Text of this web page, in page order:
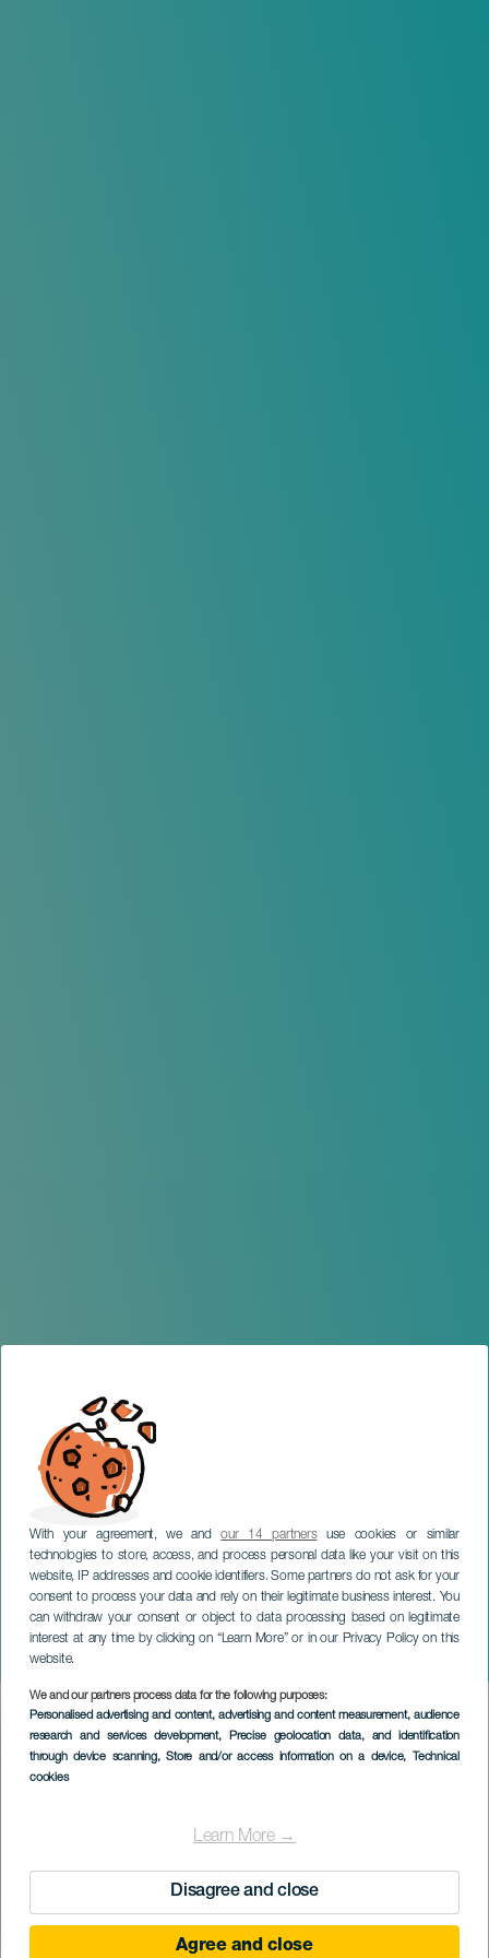
With your agreement, we andour 14 partnersuse cookies or similar
technologies to store, access, and process personal data like your visit on this
website, IP addresses and cookie identifiers. Some partners do not ask for your
consent to process your data and rely on their legitimate business interest. You
can withdraw your consent or object to data processing based on legitimate
interest at any time by clicking on “Learn More” or in our Privacy Policy on this
website.
We and our partners process data for the following purposes:
Personalised advertising and content, advertising and content measurement, audience
research and services development, Precise geolocation data, and identification
through device scanning, Store and/or access information on a device, Technical
cookies
Learn More →
Disagree and close
Agree and close
Időszaki kiállítás: Polinizzza
TENERIFE
Imagen
Listado